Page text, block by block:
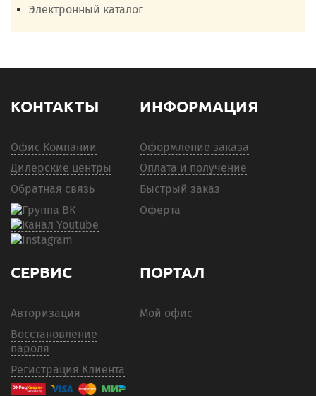
Электронный каталог
КОНТАКТЫ
Офис Компании
Дилерские центры
Обратная связь
ИНФОРМАЦИЯ
Оформление заказа
Оплата и получение
Быстрый заказ
Оферта
СЕРВИС
Авторизация
Восстановление
пароля
Регистрация Клиента
ПОРТАЛ
Мой офис